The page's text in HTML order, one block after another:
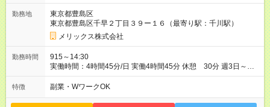
勤務地
東京都豊島区
東京都豊島区千早２丁目３９ー１６（最寄り駅：千川駅）
メリックス株式会社
勤務時間
915～14:30
実働時間：4時間45分/日 実働4時間45分 休憩 30分 週3日～OK
◆長期で働きたい方歓迎！ ※勤務時間・勤務日数は面接時にご相
談ください
特徴 副業・WワークOK